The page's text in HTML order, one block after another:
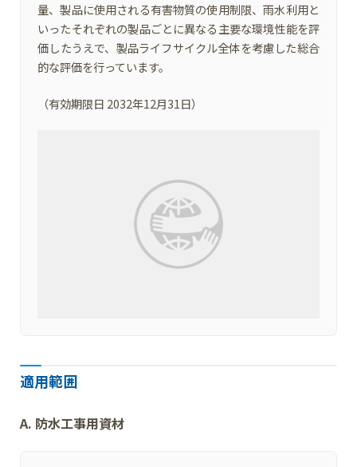
量、製品に使用される有害物質の使用制限、雨水利用と
いったそれぞれの製品ごとに異なる主要な環境性能を評
価したうえで、製品ライフサイクル全体を考慮した総合
的な評価を行っています。
（有効期限日 2032年12月31日）
適用範囲
A. 防水工事用資材